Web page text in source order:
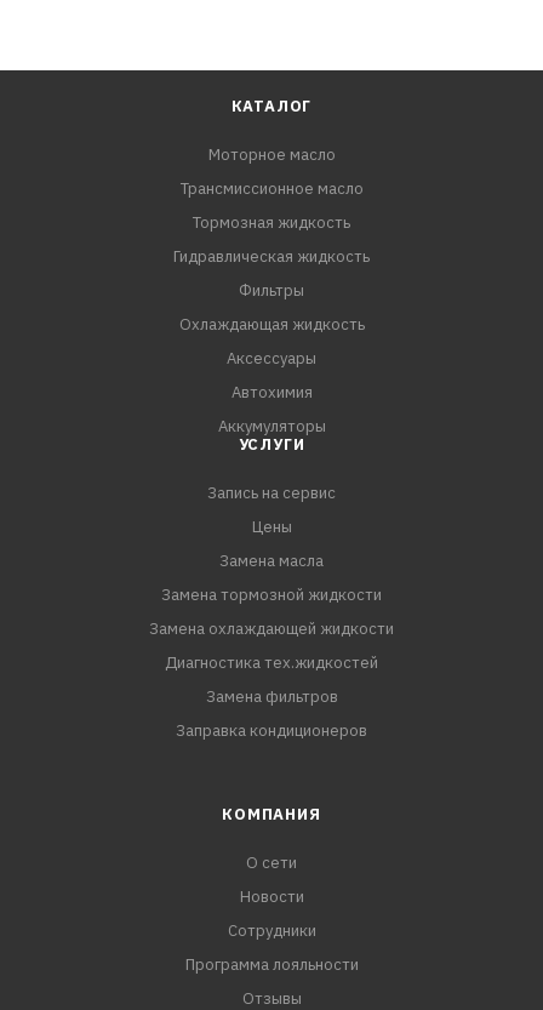
КАТАЛОГ
Моторное масло
Трансмиссионное масло
Тормозная жидкость
Гидравлическая жидкость
Фильтры
Охлаждающая жидкость
Аксессуары
Автохимия
Аккумуляторы
УСЛУГИ
Запись на сервис
Цены
Замена масла
Замена тормозной жидкости
Замена охлаждающей жидкости
Диагностика тех.жидкостей
Замена фильтров
Заправка кондиционеров
КОМПАНИЯ
О сети
Новости
Сотрудники
Программа лояльности
Отзывы